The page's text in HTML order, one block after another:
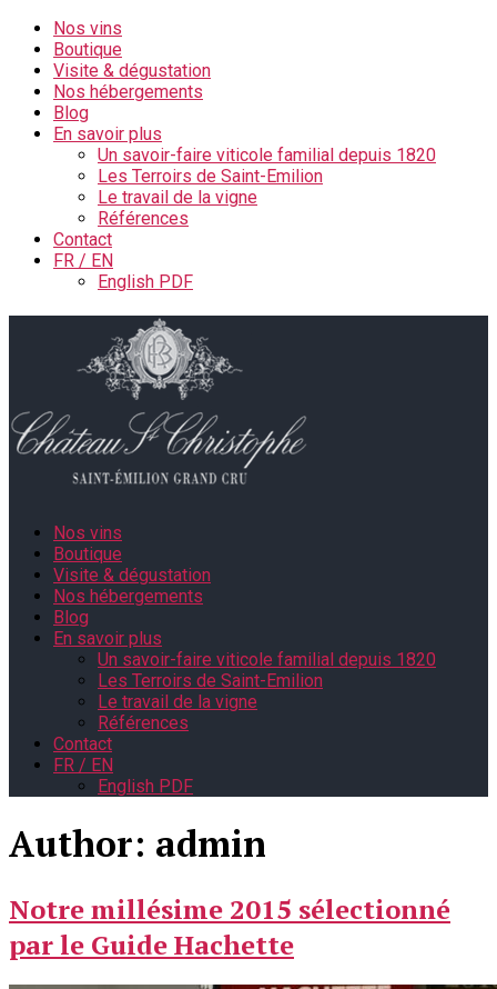
Nos vins
Boutique
Visite & dégustation
Nos hébergements
Blog
En savoir plus
Un savoir-faire viticole familial depuis 1820
Les Terroirs de Saint-Emilion
Le travail de la vigne
Références
Contact
FR / EN
English PDF
Nos vins
Boutique
Visite & dégustation
Nos hébergements
Blog
En savoir plus
Un savoir-faire viticole familial depuis 1820
Les Terroirs de Saint-Emilion
Le travail de la vigne
Références
Contact
FR / EN
English PDF
Author: admin
Notre millésime 2015 sélectionné
par le Guide Hachette